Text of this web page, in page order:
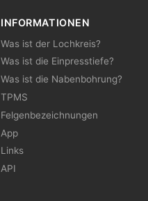
INFORMATIONEN
Was ist der Lochkreis?
Was ist die Einpresstiefe?
Was ist die Nabenbohrung?
TPMS
Felgenbezeichnungen
App
Links
API